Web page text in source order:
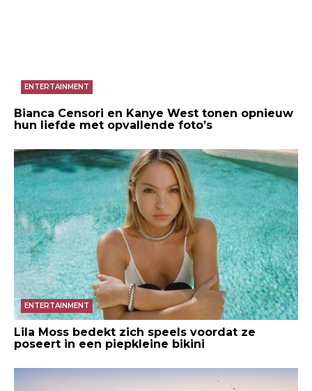
ENTERTAINMENT
Bianca Censori en Kanye West tonen opnieuw
hun liefde met opvallende foto’s
ENTERTAINMENT
Lila Moss bedekt zich speels voordat ze
poseert in een piepkleine bikini